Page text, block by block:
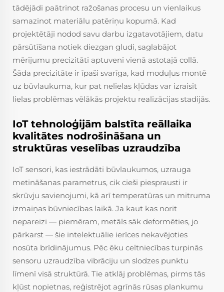
tādējādi paātrinot ražošanas procesu un vienlaikus
samazinot materiālu patēriņu kopumā. Kad
projektētāji nodod savu darbu izgatavotājiem, datu
pārsūtīšana notiek diezgan gludi, saglabājot
mērījumu precizitāti aptuveni vienā astotajā collā.
Šāda precizitāte ir īpaši svarīga, kad moduļus montē
uz būvlaukuma, kur pat nelielas kļūdas var izraisīt
lielas problēmas vēlākās projektu realizācijas stadijās.
IoT tehnoloģijām balstīta reāllaika
kvalitātes nodrošināšana un
struktūras veselības uzraudzība
IoT sensori, kas iestrādāti būvlaukumos, uzrauga
metināšanas parametrus, cik cieši piesprausti ir
skrūvju savienojumi, kā arī temperatūras un mitruma
izmaiņas būvniecības laikā. Ja kaut kas norit
nepareizi — piemēram, metāls sāk deformēties, jo
pārkarst — šie intelektuālie ierīces nekavējoties
nosūta brīdinājumus. Pēc ēku celtniecības turpinās
sensoru uzraudzība vibrāciju un slodzes punktu
līmenī visā struktūrā. Tie atklāj problēmas, pirms tās
kļūst nopietnas, reģistrējot agrīnās rūsas plankumu